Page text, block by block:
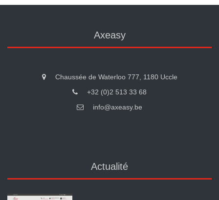
Axeasy
Chaussée de Waterloo 777, 1180 Uccle
+32 (0)2 513 33 68
info@axeasy.be
Actualité